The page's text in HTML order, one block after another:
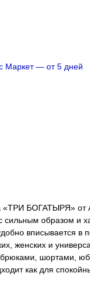
Маркет— от 5 дней
«ТРИ БОГАТЫРЯ» от
сильным образом и
вписывается в
женских и
шортами,
как для